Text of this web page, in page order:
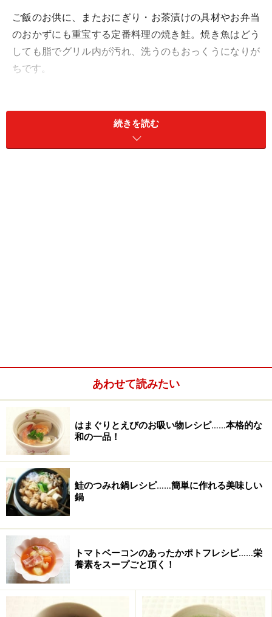
ご飯のお供に、またおにぎり・お茶漬けの具材やお弁当
のおかずにも重宝する定番料理の焼き鮭。焼き魚はどう
しても脂でグリル内が汚れ、洗うのもおっくうになりが
ちです。
方法をご紹介します。クッキングシートを使うので後片
付けが簡単です。どんなお魚でも上手に焼くことができ
薬味
大根
大葉
切り身のほか鯵や秋刀魚などの丸物の魚もフライパンで
調理できます。その場合、焼く前に魚の表面に塩をふっ
ておくことが大切です。焼き目がきれいにつきます。
フライパンで作る焼き鮭の作り方・手順
続きを読む
あわせて読みたい
はまぐりとえびのお吸い物レシピ……本格的な
和の一品！
鮭のつみれ鍋レシピ……簡単に作れる美味しい
鍋
トマトベーコンのあったかポトフレシピ……栄
養素をスープごと頂く！